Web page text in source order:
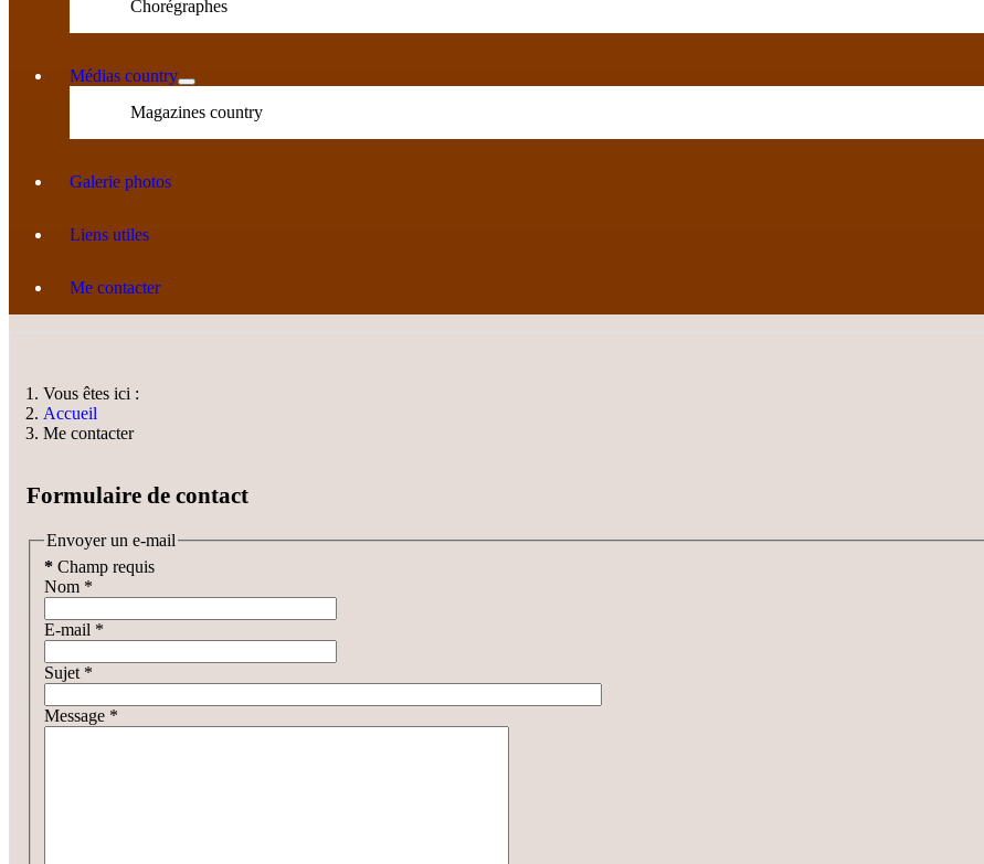
Chorégraphes
Médias country
Magazines country
Galerie photos
Liens utiles
Me contacter
Vous êtes ici :
Accueil
Me contacter
Formulaire de contact
Envoyer un e-mail
* Champ requis
Nom *
E-mail *
Sujet *
Message *